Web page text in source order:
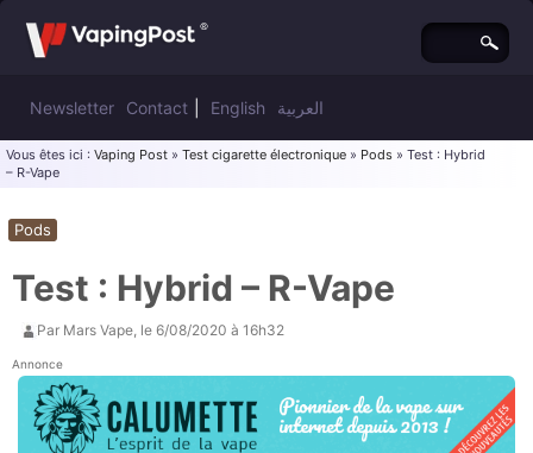
Newsletter Contact English العربية
Vous êtes ici : Vaping Post » Test cigarette électronique » Pods » Test : Hybrid
– R-Vape
Test : Hybrid – R-Vape
Pods
Par Mars Vape, le 6/08/2020 à 16h32
Annonce